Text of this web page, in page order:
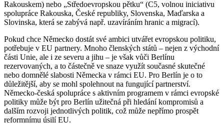
Rakouskem) nebo „Středoevropskou pětku“ (C5, volnou iniciativu
spolupráce Rakouska, České republiky, Slovenska, Maďarska a
Slovinska, která se zabývá např. uzavíráním hranic a migrací).
Pokud chce Německo dostát své ambici utvářet evropskou politiku,
potřebuje v EU partnery. Mnoho členských států – nejen z východní
části Unie, ale i ze severu a jihu – je však vůči Berlínu
rezervovaných, a to částečně ve snaze využít současné skutečné
nebo domnělé slabosti Německa v rámci EU. Pro Berlín je o to
důležitější, aby se mohl spolehnout na fungující partnerství.
Německo-česká spolupráce s aktivním programem v rámci evropské
politiky může být pro Berlín užitečná při hledání kompromisů a
dalším rozvoji jednotlivých politik, což může nepřímo prospět
reformnímu úsilí EU.